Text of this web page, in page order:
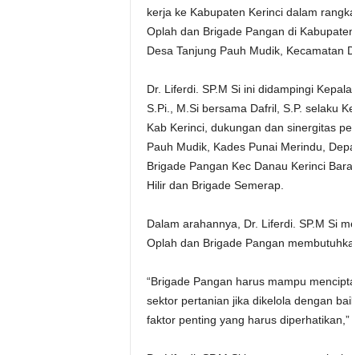
kerja ke Kabupaten Kerinci dalam
Oplah dan Brigade Pangan di
Desa Tanjung Pauh Mudik, Kecamatan
Dr. Liferdi. SP.M Si ini didampingi
S.Pi., M.Si bersama Dafril, S.P. selaku
Kab Kerinci, dukungan dan sinergitas
Pauh Mudik, Kades Punai Merindu,
Brigade Pangan Kec Danau Kerinci
Hilir dan Brigade Semerap.
Dalam arahannya, Dr. Liferdi. SP.M Si
Oplah dan Brigade Pangan
“Brigade Pangan harus mampu
sektor pertanian jika dikelola dengan
faktor penting yang harus diperhatikan,”